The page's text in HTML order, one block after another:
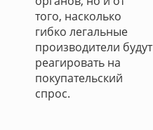
того, насколько
гибко легальные
производители будут
реагировать на
покупательский
спрос.